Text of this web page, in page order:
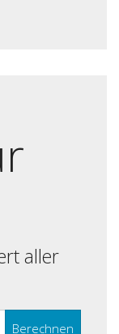
aller
Berechnen